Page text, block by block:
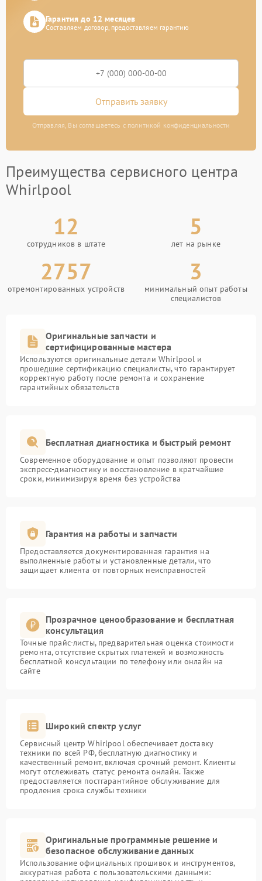
Гарантия до 12 месяцев
Составляем договор, предоставляем гарантию
Отправить заявку
Отправляя, Вы соглашаетесь с политикой конфиденциальности
Преимущества сервисного центра
Whirlpool
12
сотрудников в штате
5
лет на рынке
2757
отремонтированных устройств
3
минимальный опыт работы
специалистов
Оригинальные запчасти и
сертифицированные мастера
Используются оригинальные детали Whirlpool и
прошедшие сертификацию специалисты, что гарантирует
корректную работу после ремонта и сохранение
гарантийных обязательств
Бесплатная диагностика и быстрый ремонт
Современное оборудование и опыт позволяют провести
экспресс-диагностику и восстановление в кратчайшие
сроки, минимизируя время без устройства
Гарантия на работы и запчасти
Предоставляется документированная гарантия на
выполненные работы и установленные детали, что
защищает клиента от повторных неисправностей
Прозрачное ценообразование и бесплатная
консультация
Точные прайс-листы, предварительная оценка стоимости
ремонта, отсутствие скрытых платежей и возможность
бесплатной консультации по телефону или онлайн на
сайте
Широкий спектр услуг
Сервисный центр Whirlpool обеспечивает доставку
техники по всей РФ, бесплатную диагностику и
качественный ремонт, включая срочный ремонт. Клиенты
могут отслеживать статус ремонта онлайн. Также
предоставляется постгарантийное обслуживание для
продления срока службы техники
Оригинальные программные решение и
безопасное обслуживание данных
Использование официальных прошивок и инструментов,
аккуратная работа с пользовательскими данными: